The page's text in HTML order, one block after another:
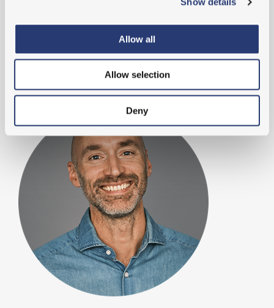
Allow all
Allow selection
Deny
stefan.mattsson@mto.se